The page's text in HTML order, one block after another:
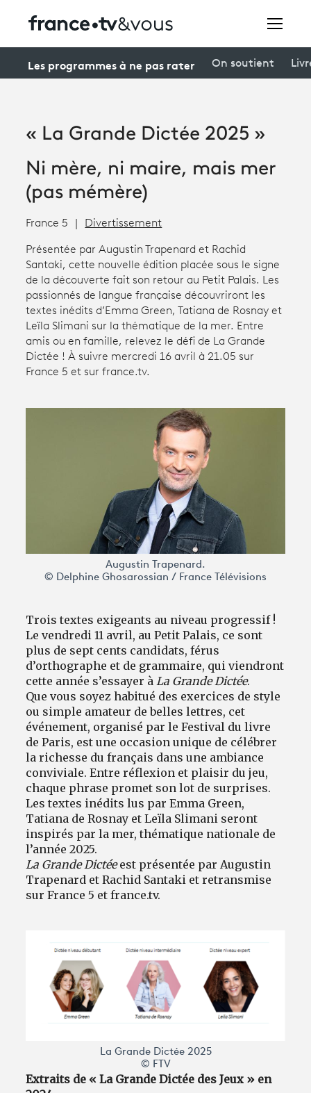
Avantages fidélité
Creators
À la une
Participer et assister à une émission
Productions et innovation
Programme tv
Les programmes à ne pas rater On soutient
« La Grande Dictée 2025 »
Ni mère, ni maire, mais mer
(pas mémère)
France 5 Divertissement
Présentée par Augustin Trapenard et Rachid
Santaki, cette nouvelle édition placée sous le signe
de la découverte fait son retour au Petit Palais. Les
passionnés de langue française découvriront les
textes inédits d’Emma Green, Tatiana de Rosnay et
Leïla Slimani sur la thématique de la mer. Entre
amis ou en famille, relevez le défi de La Grande
Dictée ! À suivre mercredi 16 avril à 21.05 sur
France 5 et sur france.tv.
Augustin Trapenard.
© Delphine Ghosarossian / France Télévisions
Trois textes exigeants au niveau progressif !
Le vendredi 11 avril, au Petit Palais, ce sont
plus de sept cents candidats, férus
d’orthographe et de grammaire, qui viendront
cette année s’essayer à La Grande Dictée.
Que vous soyez habitué des exercices de style
ou simple amateur de belles lettres, cet
événement, organisé par le Festival du livre
de Paris, est une occasion unique de célébrer
la richesse du français dans une ambiance
conviviale. Entre réflexion et plaisir du jeu,
chaque phrase promet son lot de surprises.
Les textes inédits lus par Emma Green,
Tatiana de Rosnay et Leïla Slimani seront
inspirés par la mer, thématique nationale de
l’année 2025.
La Grande Dictéeest présentée par Augustin
Trapenard et Rachid Santaki et retransmise
sur France 5 et france.tv.
La Grande Dictée 2025
© FTV
Extraits de « La Grande Dictée des Jeux » en